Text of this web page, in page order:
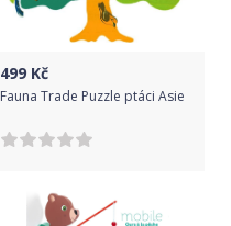
499 Kč
Fauna Trade Puzzle ptáci Asie